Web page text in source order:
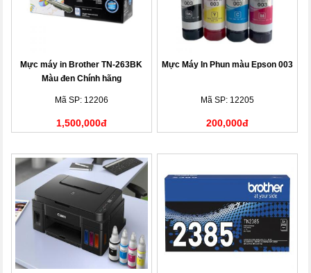
Mực máy in Brother TN-263BK
Màu đen Chính hãng
Mã SP: 12206
1,500,000đ
Mực Máy In Phun màu Epson 003
Mã SP: 12205
200,000đ